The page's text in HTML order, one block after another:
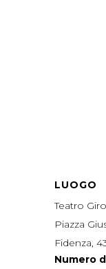
LUOGO
Teatro
Piazza
Fidenza,
Numero